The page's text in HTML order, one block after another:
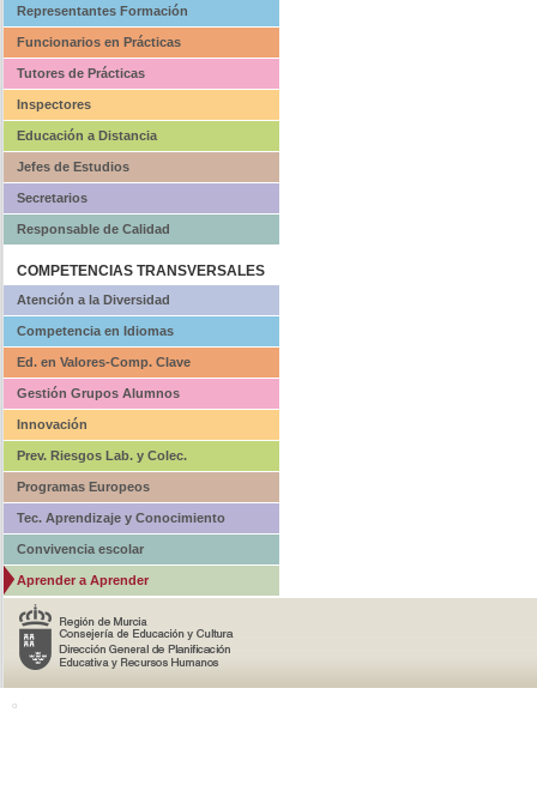
Representantes Formación
Funcionarios en Prácticas
Tutores de Prácticas
Inspectores
Educación a Distancia
Jefes de Estudios
Secretarios
Responsable de Calidad
COMPETENCIAS TRANSVERSALES
Atención a la Diversidad
Competencia en Idiomas
Ed. en Valores-Comp. Clave
Gestión Grupos Alumnos
Innovación
Prev. Riesgos Lab. y Colec.
Programas Europeos
Tec. Aprendizaje y Conocimiento
Convivencia escolar
Aprender a Aprender
o